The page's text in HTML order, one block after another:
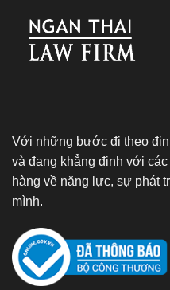
Với những bước đi theo
và đang khẳng định với
hàng về năng lực, sự phát
mình.